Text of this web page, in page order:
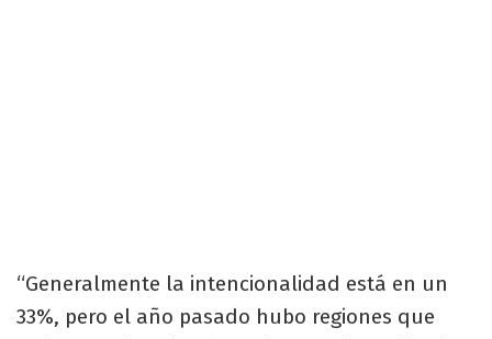
“Generalmente la intencionalidad está en un
33%, pero el año pasado hubo regiones que